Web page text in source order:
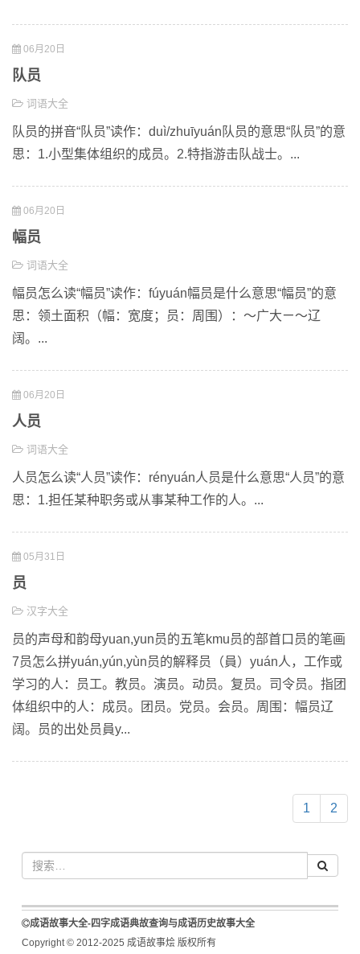
06月20日
队员
词语大全
队员的拼音“队员”读作：duì/zhuīyuán队员的意思“队员”的意
思：1.小型集体组织的成员。2.特指游击队战士。...
06月20日
幅员
词语大全
幅员怎么读“幅员”读作：fúyuán幅员是什么意思“幅员”的意
思：领土面积（幅：宽度；员：周围）：～广大ㄧ～辽
阔。...
06月20日
人员
词语大全
人员怎么读“人员”读作：rényuán人员是什么意思“人员”的意
思：1.担任某种职务或从事某种工作的人。...
05月31日
员
汉字大全
员的声母和韵母yuan,yun员的五笔kmu员的部首口员的笔画
7员怎么拼yuán,yún,yùn员的解释员（員）yuán人，工作或
学习的人：员工。教员。演员。动员。复员。司令员。指团
体组织中的人：成员。团员。党员。会员。周围：幅员辽
阔。员的出处员員y...
1 2
成语故事大全-四字成语典故查询与成语历史故事大全
Copyright © 2012-2025 成语故事烩 版权所有